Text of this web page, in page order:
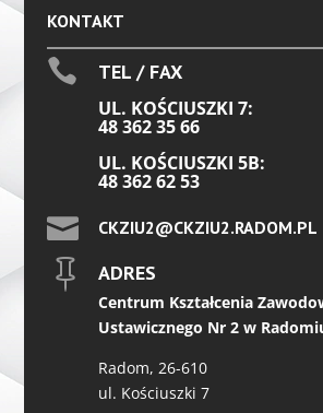
KONTAKT
 TEL / FAX
UL. KOŚCIUSZKI 7:
48 362 35 66
UL. KOŚCIUSZKI 5B:
48 362 62 53
 CKZIU2@CKZIU2.RADOM.PL
 ADRES
Centrum Kształcenia
Ustawicznego Nr 2 w
Radom, 26-610
ul. Kościuszki 7